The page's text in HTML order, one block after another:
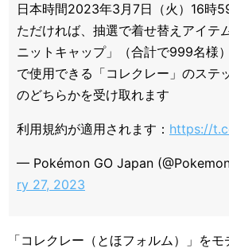
日本時間2023年3月7日（火）16時
ただければ、抽選で着せ替えアイテ
ニットキャップ」（合計で999名様
で使用できる「コレクレー」のステ
のどちらかを受け取れます
利用規約が適用されます： https://
— Pokémon GO Japan
ry 27, 2023
「コレクレー（とほフォルム）」を